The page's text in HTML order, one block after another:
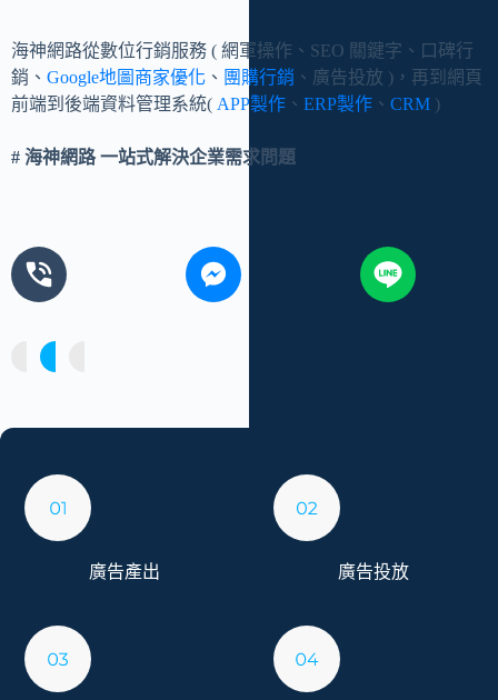
海神網路從數位行銷服務 ( 網軍操作、SEO 關鍵字、口碑行
銷、 Google地圖商家優化 、 團購行銷 、廣告投放 )，再到網頁
前端到後端資料管理系統( APP製作 、 ERP製作 、 CRM )
# 海神網路一站式解決企業需求問題
廣告產出 廣告投放